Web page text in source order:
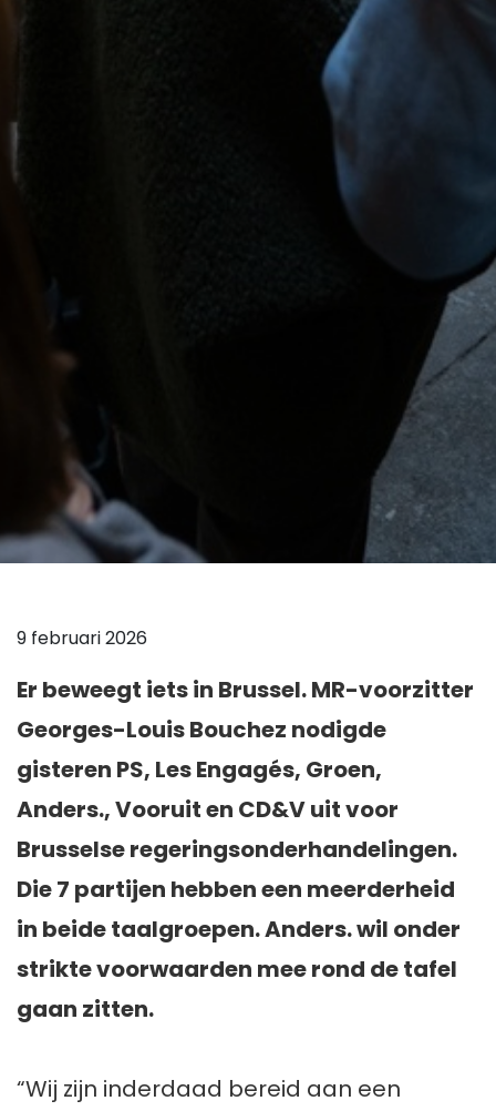
9 februari 2026
Er beweegt iets in Brussel. MR-voorzitter
Georges-Louis Bouchez nodigde
gisteren PS, Les Engagés, Groen,
Anders., Vooruit en CD&V uit voor
Brusselse regeringsonderhandelingen.
Die 7 partijen hebben een meerderheid
in beide taalgroepen. Anders. wil onder
strikte voorwaarden mee rond de tafel
gaan zitten.
“Wij zijn inderdaad bereid aan een